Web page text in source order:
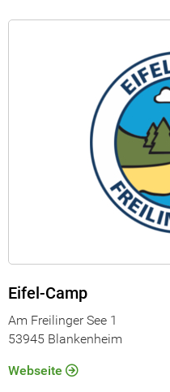
Eifel-Camp
Am Freilinger See 1
53945 Blankenheim
Webseite